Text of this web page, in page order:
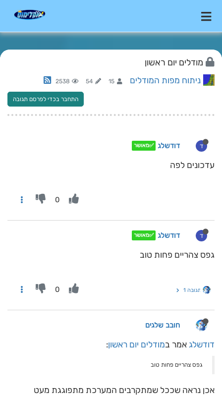
מודלים יום ראשון
ניתוח מפות המודלים 15
54
2538
התחבר בכדי לפרסם תגובה
ד דודשלג ✅מאושר
עדכונים לפה
0
ד דודשלג ✅מאושר
גפס צהריים פחות טוב
תגובה 1 0
חובב שלגים
דודשלג אמר במודלים יום ראשון:
גפס צהריים פחות טוב
אכן נראה שככל שמתקרבים המערכת מתפוגגת מעט